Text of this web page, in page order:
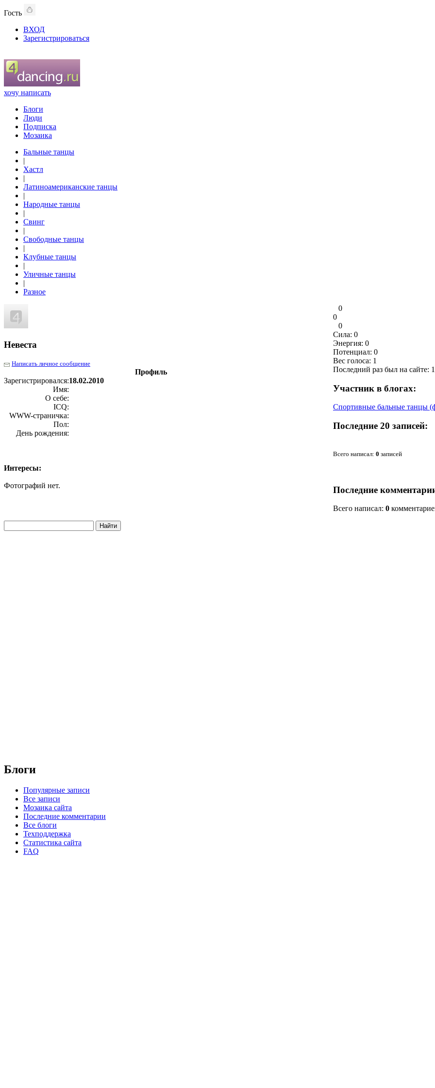
Гость
ВХОД
Зарегистрироваться
хочу написать
Блоги
Люди
Подписка
Мозаика
Бальные танцы
|
Хастл
|
Латиноамериканские танцы
|
Народные танцы
|
Свинг
|
Свободные танцы
|
Клубные танцы
|
Уличные танцы
|
Разное
Невеста
Написать личное сообщение
Профиль
Зарегистрировался:18.02.2010
Имя:
О себе:
ICQ:
WWW-страничка:
Пол:
День рождения:
Интересы:
Фотографий нет.
0
0
0
Сила: 0
Энергия: 0
Потенциал: 0
Вес голоса: 1
Последний раз был на сайте:
Участник в блогах:
Спортивные бальные танцы
Последние 20 записей:
Всего написал: 0 записей
Последние
Всего написал: 0
Блоги
Популярные записи
Все записи
Мозаика сайта
Последние комментарии
Все блоги
Техподдержка
Статистика сайта
FAQ